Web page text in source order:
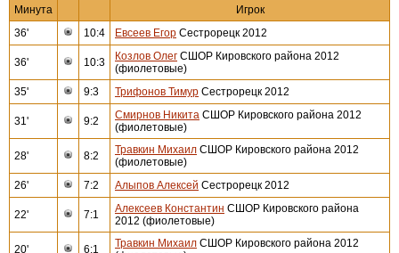
Минута
Игрок
36'
10:4 Евсеев Егор Сестрорецк 2012
36' 10:3 Козлов Олег СШОР Кировского района 2012
(фиолетовые)
35'
9:3 Трифонов Тимур Сестрорецк 2012
31' 9:2 Смирнов Никита СШОР Кировского района 2012
(фиолетовые)
28' 8:2 Травкин Михаил СШОР Кировского района 2012
(фиолетовые)
26'
7:2 Алыпов Алексей Сестрорецк 2012
22' 7:1 Алексеев Константин СШОР Кировского района
2012 (фиолетовые)
20' 6:1 Травкин Михаил СШОР Кировского района 2012